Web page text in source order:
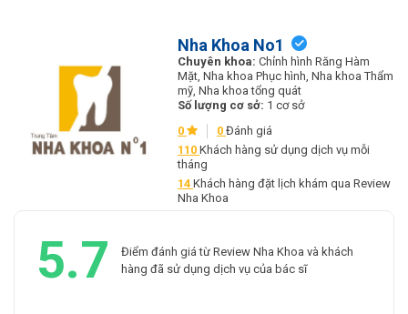
Nha Khoa No1
Chuyên khoa: Chỉnh hình Răng Hàm
Mặt, Nha khoa Phục hình, Nha khoa Thẩm
mỹ, Nha khoa tổng quát
Số lượng cơ sở: 1 cơ sở
0
0 Đánh giá
110 Khách hàng sử dụng dịch vụ mỗi
tháng
14 Khách hàng đặt lịch khám qua Review
Nha Khoa
5.7
Điểm đánh giá từ Review Nha Khoa và khách
hàng đã sử dụng dịch vụ của bác sĩ